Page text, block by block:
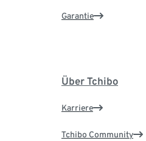
Garantie
Über Tchibo
Karriere
Tchibo Community